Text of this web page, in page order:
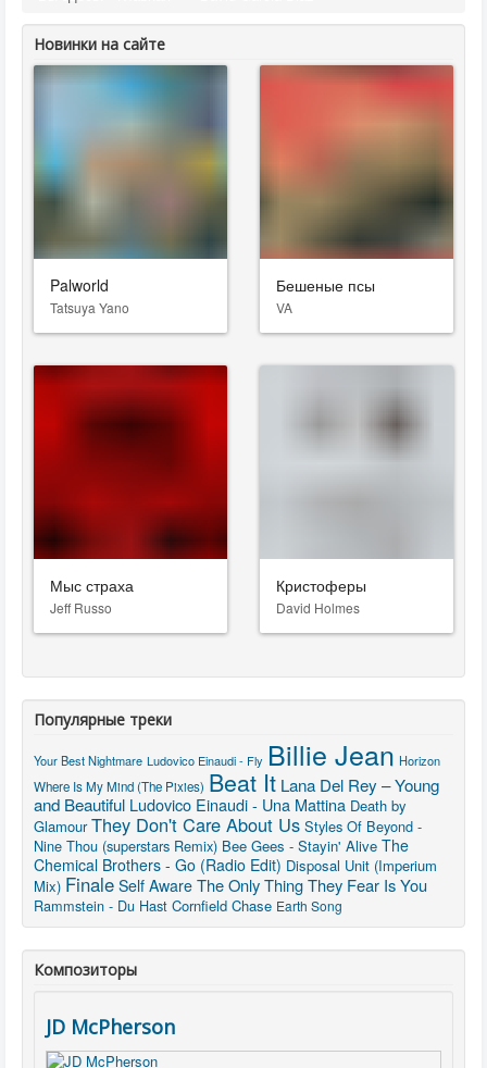
Новинки на сайте
Palworld
Tatsuya Yano
Бешеные псы
VA
Мыс страха
Jeff Russo
Кристоферы
David Holmes
Популярные треки
Your Best Nightmare Ludovico Einaudi - Fly Billie Jean Horizon
Where Is My Mind (The Pixies) Beat It Lana Del Rey – Young
and Beautiful Ludovico Einaudi - Una Mattina Death by
Glamour They Don't Care About Us Styles Of Beyond -
Nine Thou (superstars Remix) Bee Gees - Stayin' Alive The
Chemical Brothers - Go (Radio Edit) Disposal Unit (Imperium
Mix) Finale Self Aware The Only Thing They Fear Is You
Rammstein - Du Hast Cornfield Chase Earth Song
Композиторы
JD McPherson